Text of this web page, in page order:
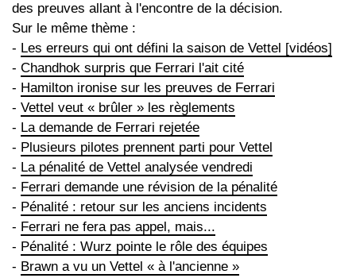
des preuves allant à l'encontre de la décision.
Sur le même thème :
- Les erreurs qui ont défini la saison de Vettel [vidéos]
- Chandhok surpris que Ferrari l'ait cité
- Hamilton ironise sur les preuves de Ferrari
- Vettel veut « brûler » les règlements
- La demande de Ferrari rejetée
- Plusieurs pilotes prennent parti pour Vettel
- La pénalité de Vettel analysée vendredi
- Ferrari demande une révision de la pénalité
- Pénalité : retour sur les anciens incidents
- Ferrari ne fera pas appel, mais...
- Pénalité : Wurz pointe le rôle des équipes
- Brawn a vu un Vettel « à l'ancienne »